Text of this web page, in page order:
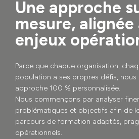
Une approche
mesure, alignée
enjeux
Parce que chaque organisation,
population a ses propres défis, nous
approche 100 % personnalisée.
Nous commençons par analyser
problématiques et objectifs afin de
parcours de formation adaptés,
opérationnels.